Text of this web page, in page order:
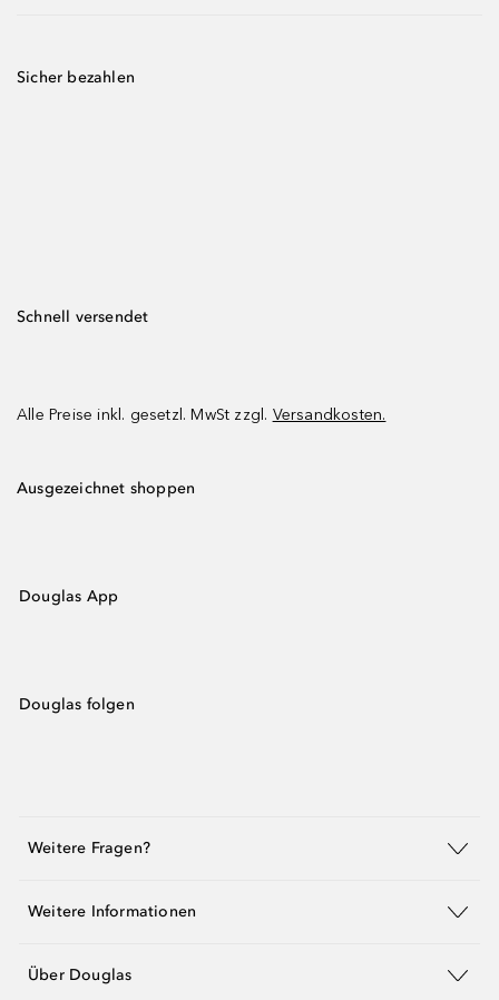
Sicher bezahlen
Schnell versendet
Alle Preise inkl. gesetzl. MwSt zzgl. Versandkosten.
Ausgezeichnet shoppen
Douglas App
Douglas folgen
Weitere Fragen?
Weitere Informationen
Über Douglas